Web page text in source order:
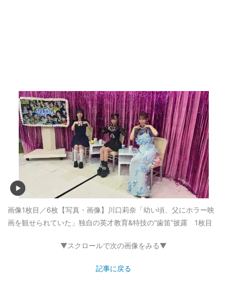
画像1枚目／6枚 【写真・画像】川口莉奈「幼い頃、父にホラー映
画を観せられていた」独自の英才教育&特技の“歯笛”披露 1枚目
▼スクロールで次の画像をみる▼
記事に戻る